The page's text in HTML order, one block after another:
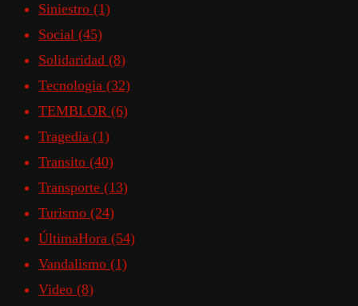
Siniestro (1)
Social (45)
Solidaridad (8)
Tecnologia (32)
TEMBLOR (6)
Tragedia (1)
Transito (40)
Transporte (13)
Turismo (24)
ÚltimaHora (54)
Vandalismo (1)
Video (8)